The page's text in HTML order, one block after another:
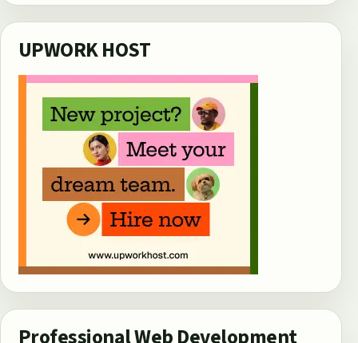
UPWORK HOST